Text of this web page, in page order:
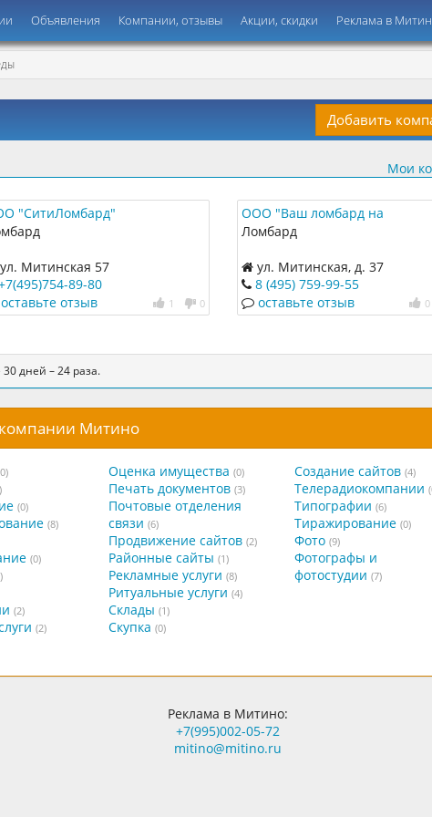
Объявления Компании, отзывы Акции, скидки Реклама в
Добавить
Мои
"СитиЛомбард"
Митинская 57
89-80
1 0
оставьте отзыв
ООО "Ваш ломбард на
Савёловской"
Ломбард
ул. Митинская, д. 37
8 (495) 759-99-55
0
оставьте отзыв
дней – 24 раза.
компании Митино
(0)
(8)
(0)
(2)
(2)
Оценка имущества (0)
Печать документов (3)
Почтовые отделения
связи (6)
Продвижение сайтов (2)
Районные сайты (1)
Рекламные услуги (8)
Ритуальные услуги (4)
Склады (1)
Скупка (0)
Создание сайтов (4)
Телерадиокомпании
Типографии (6)
Тиражирование (0)
Фото (9)
Фотографы и
фотостудии (7)
Реклама в Митино:
+7(995)002-05-72
mitino@mitino.ru